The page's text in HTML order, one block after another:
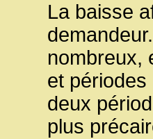
La baisse
nombreux,
et périodes
deux
plus